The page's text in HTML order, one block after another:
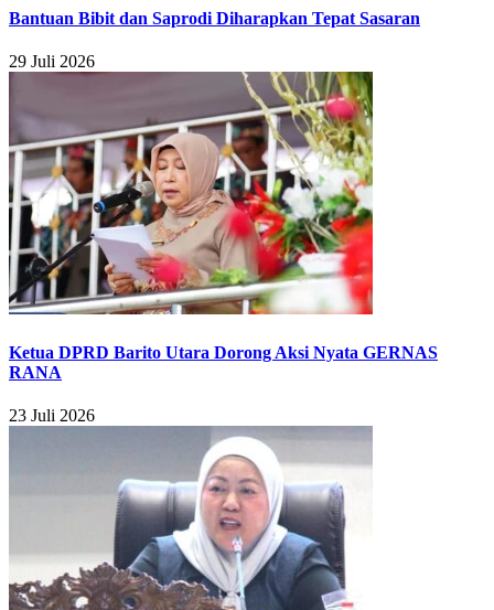
Bantuan Bibit dan Saprodi Diharapkan Tepat Sasaran
29 Juli 2026
Ketua DPRD Barito Utara Dorong Aksi Nyata GERNAS
RANA
23 Juli 2026